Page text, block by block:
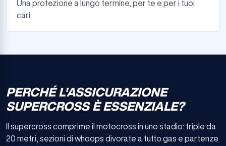
Una protezione a lungo termine, per te e per i tuoi
cari.
PERCHÉ L'ASSICURAZIONE
SUPERCROSS È ESSENZIALE?
Il supercross comprime il motocross in uno stadio: triple da
20 metri, sezioni di whoops divorate a tutto gas e partenze